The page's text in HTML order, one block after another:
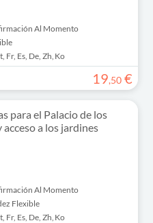
Al Momento
Fr, Es, De, Zh, Ko
19,50 €
para el Palacio de los
acceso a los jardines
Al Momento
Flexible
Fr, Es, De, Zh, Ko